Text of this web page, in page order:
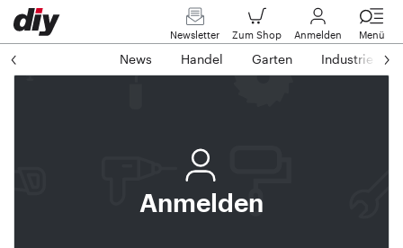
Newsletter Zum Shop Anmelden Menü
News Handel Garten Industrie
Anmelden